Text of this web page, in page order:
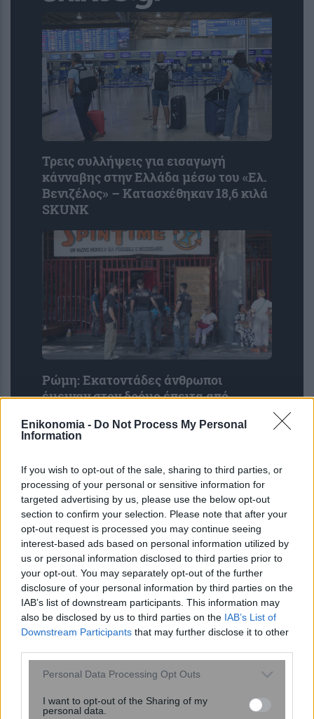
Enikonomia - Do Not Process My Personal
Information
If you wish to opt-out of the sale, sharing to third parties, or
processing of your personal or sensitive information for
targeted advertising by us, please use the below opt-out
section to confirm your selection. Please note that after your
opt-out request is processed you may continue seeing
interest-based ads based on personal information utilized by
us or personal information disclosed to third parties prior to
your opt-out. You may separately opt-out of the further
disclosure of your personal information by third parties on the
IAB’s list of downstream participants. This information may
also be disclosed by us to third parties on the IAB’s List of
Downstream Participants that may further disclose it to other
Please note that this website/app uses one or more Google
not limited to your visit or usage behaviour. You may click to
grant or deny consent to Google and its third-party tags to
Personal Data Processing Opt Outs
I want to opt-out of the Sharing of my
personal data.
Τρεις συλλήψεις για εισαγωγή
κάνναβης στην Ελλάδα μέσω του «Ελ.
Βενιζέλος» – Κατασχέθηκαν 18,6 κιλά
SKUNK
Ρώμη: Εκατοντάδες άνθρωποι
έμειναν στον δρόμο έπειτα από
σε σκηνές μέσα στον καύσωνα
αγάπη; Πότε το love bombing δείχνει
πρόβλημα